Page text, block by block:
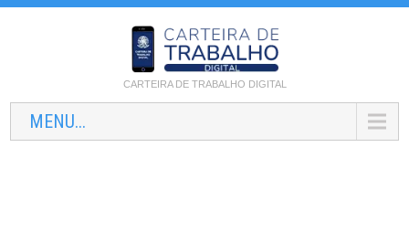
CARTEIRA DE TRABALHO DIGITAL
MENU...